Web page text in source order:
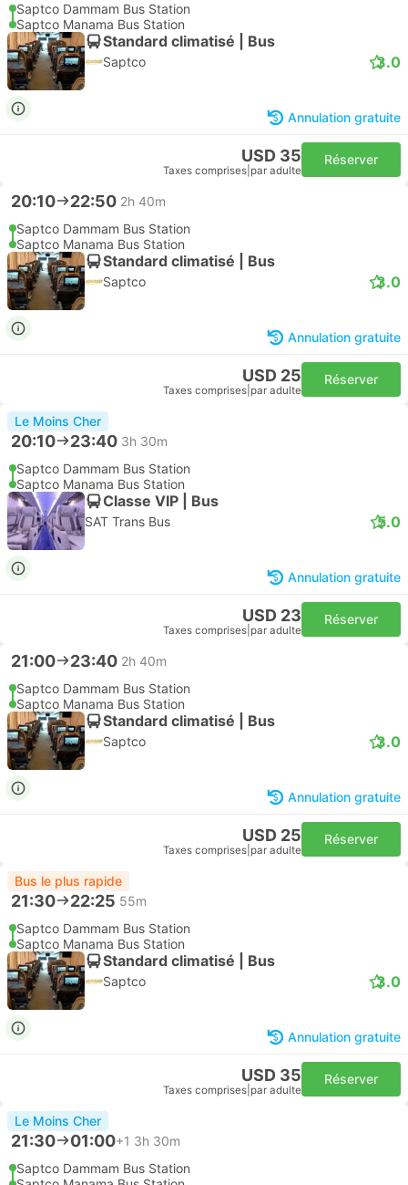
Saptco Dammam Bus Station
Saptco Manama Bus Station
Standard climatisé | Bus
Saptco 3.0
Annulation gratuite
USD 35
Taxes comprises par adulte
Réserver
20:10 22:50 2h 40m
Saptco Dammam Bus Station
Saptco Manama Bus Station
Standard climatisé | Bus
Saptco 3.0
Annulation gratuite
USD 25
Taxes comprises par adulte
Réserver
Le Moins Cher
20:10 23:40 3h 30m
Saptco Dammam Bus Station
Saptco Manama Bus Station
Classe VIP | Bus
SAT Trans Bus 5.0
Annulation gratuite
USD 23
Taxes comprises par adulte
Réserver
21:00 23:40 2h 40m
Saptco Dammam Bus Station
Saptco Manama Bus Station
Standard climatisé | Bus
Saptco 3.0
Annulation gratuite
USD 25
Taxes comprises par adulte
Réserver
Bus le plus rapide
21:30 22:25 55m
Saptco Dammam Bus Station
Saptco Manama Bus Station
Standard climatisé | Bus
Saptco 3.0
Annulation gratuite
USD 35
Taxes comprises par adulte
Réserver
Le Moins Cher
21:30 01:00+1 3h 30m
Saptco Dammam Bus Station